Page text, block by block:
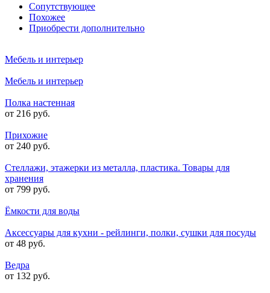
Сопутствующее
Похожее
Приобрести дополнительно
Мебель и интерьер
Мебель и интерьер
Полка настенная
от 216 руб.
Прихожие
от 240 руб.
Стеллажи, этажерки из металла, пластика. Товары для
хранения
от 799 руб.
Ёмкости для воды
Аксессуары для кухни - рейлинги, полки, сушки для посуды
от 48 руб.
Ведра
от 132 руб.